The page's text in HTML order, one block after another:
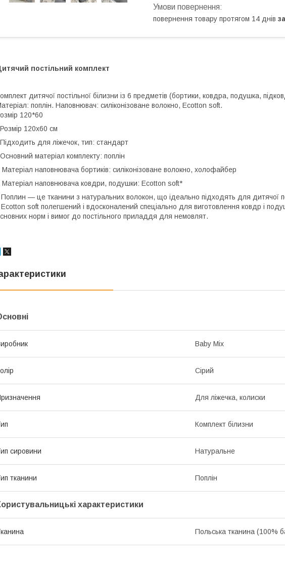
повернення товару протягом 14 днів
постільний комплект
дитячої постільної білизни із 6 предметів (бортики, ковдра, подушка,
поплін. Наповнювач: силіконізоване волокно, Ecotton soft.
120*60
Розмір 120х60 см
Підходить для ліжечок, тип: стандарт
Основний матеріал комплекту: поплін
Матеріал наповнювача бортиків: силіконізоване волокно, холофайбер
Матеріал наповнювача ковдри, подушки: Ecotton soft*
— це тканини з натуральних волокон, що ідеально підходять для дитячої
soft полегшений і вдосконалений спеціально для виготовлення ковдр і
норм і вимог до постільного приладдя для немовлят.
Baby Mix
Сірий
Для ліжечка, колиски
Комплект білизни
сировини Натуральне
тканини Поплін
характеристики
Польська тканина (100%